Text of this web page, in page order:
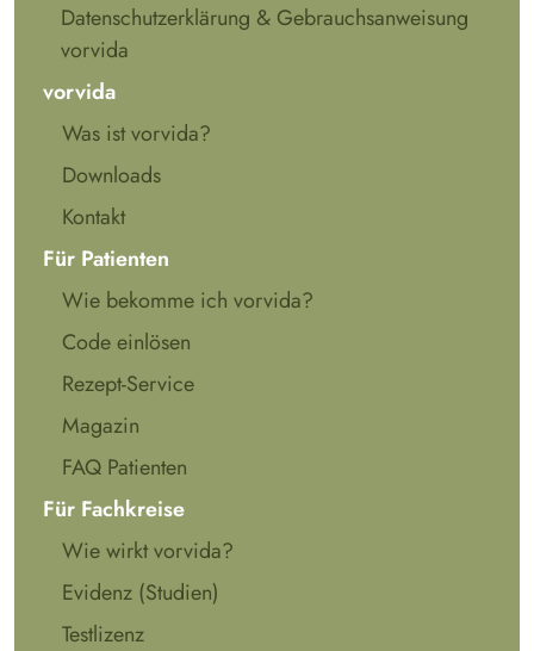
Datenschutzerklärung & Gebrauchsanweisung
vorvida
vorvida
Was ist vorvida?
Downloads
Kontakt
Für Patienten
Wie bekomme ich vorvida?
Code einlösen
Rezept-Service
Magazin
FAQ Patienten
Für Fachkreise
Wie wirkt vorvida?
Evidenz (Studien)
Testlizenz